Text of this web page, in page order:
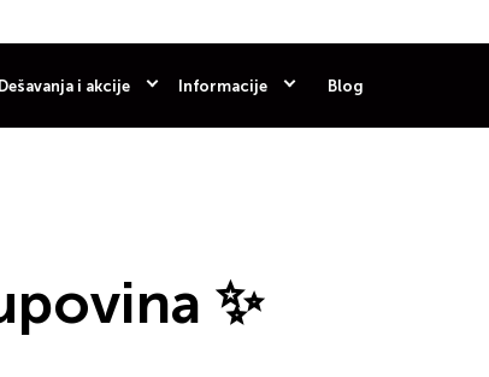
Dešavanja i akcije Informacije Blog
✨